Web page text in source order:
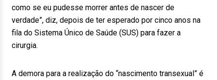
como se eu pudesse morrer antes de nascer de
verdade”, diz, depois de ter esperado por cinco anos na
fila do Sistema Único de Saúde (SUS) para fazer a
cirurgia.
A demora para a realização do “nascimento transexual” é